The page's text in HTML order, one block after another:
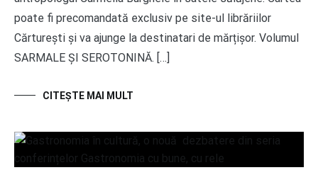
poate fi precomandată exclusiv pe site-ul librăriilor
Cărturești și va ajunge la destinatari de mărțișor. Volumul
SARMALE ȘI SEROTONINĂ. […]
CITEŞTE MAI MULT